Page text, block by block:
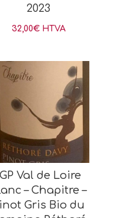
2023
32,00€ HTVA
Val de Loire
– Chapitre –
Gris Bio du